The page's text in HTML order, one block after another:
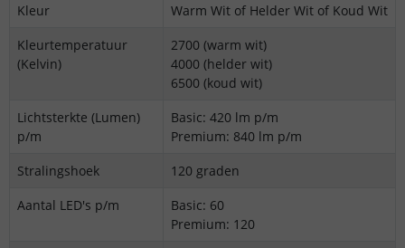
Kleur
Warm Wit of Helder Wit of Koud Wit
Kleurtemperatuur
(Kelvin)
2700 (warm wit)
4000 (helder wit)
6500 (koud wit)
Lichtsterkte (Lumen)
p/m
Basic: 420 lm p/m
Premium: 840 lm p/m
Stralingshoek
120 graden
Aantal LED's p/m
Basic: 60
Premium: 120